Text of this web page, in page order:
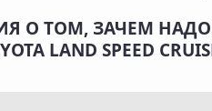
О ТОМ, ЗАЧЕМ
LAND SPEED